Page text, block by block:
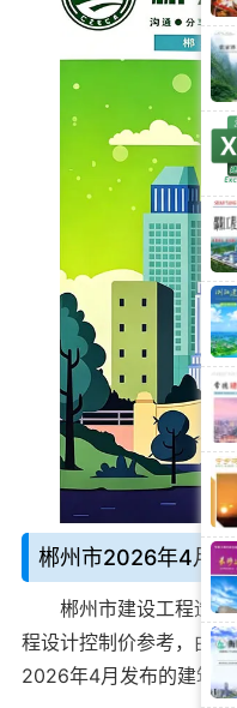
郴州市2026年4月
郴州市建设工程造价
程设计控制价参考，由
2026年4月 发布的建筑材